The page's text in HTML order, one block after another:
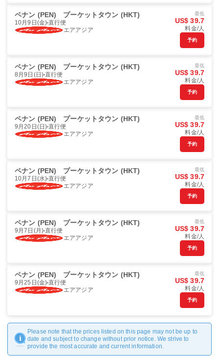
ペナン (PEN) プーケットタウン (HKT)
10月9日(金) 直行便
エアアジア
最低
US$ 39.7
料金/人
予約
ペナン (PEN) プーケットタウン (HKT)
8月9日(日) 直行便
エアアジア
最低
US$ 39.7
料金/人
予約
ペナン (PEN) プーケットタウン (HKT)
9月20日(日) 直行便
エアアジア
最低
US$ 39.7
料金/人
予約
ペナン (PEN) プーケットタウン (HKT)
10月7日(水) 直行便
エアアジア
最低
US$ 39.7
料金/人
予約
ペナン (PEN) プーケットタウン (HKT)
9月7日(月) 直行便
エアアジア
最低
US$ 39.7
料金/人
予約
ペナン (PEN) プーケットタウン (HKT)
9月25日(金) 直行便
エアアジア
最低
US$ 39.7
料金/人
予約
Please note that the prices listed on this page may not be up to
date and subject to change without prior notice. We strive to
provide the most accurate and current information.